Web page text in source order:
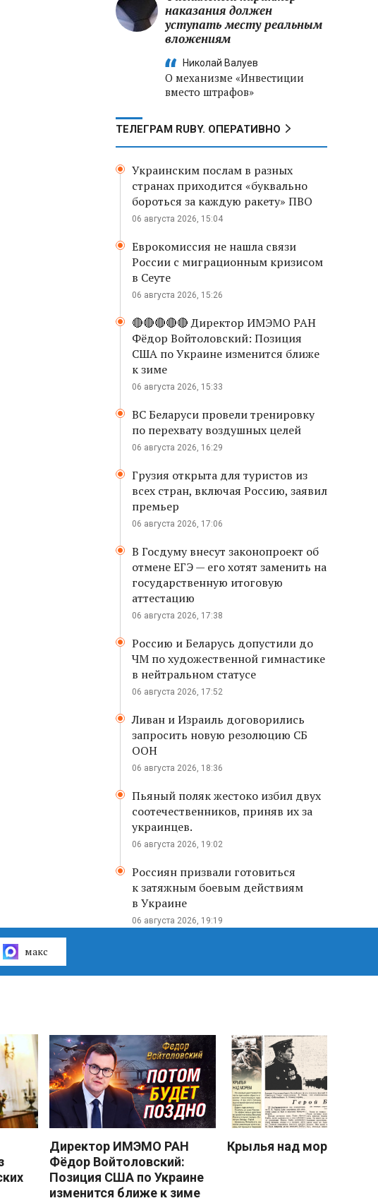
наказания должен
уступать месту реальным
вложениям
Николай Валуев
О механизме «Инвестиции
вместо штрафов»
ТЕЛЕГРАМ RUBY. ОПЕРАТИВНО
Украинским послам в разных
странах приходится «буквально
бороться за каждую ракету» ПВО
06 августа 2026, 15:04
Еврокомиссия не нашла связи
России с миграционным кризисом
в Сеуте
06 августа 2026, 15:26
🔴🔴🔴🔴🔴 Директор ИМЭМО РАН
Фёдор Войтоловский: Позиция
США по Украине изменится ближе
к зиме
06 августа 2026, 15:33
ВС Беларуси провели тренировку
по перехвату воздушных целей
06 августа 2026, 16:29
Грузия открыта для туристов из
всех стран, включая Россию, заявил
премьер
06 августа 2026, 17:06
В Госдуму внесут законопроект об
отмене ЕГЭ — его хотят заменить на
государственную итоговую
аттестацию
06 августа 2026, 17:38
Россию и Беларусь допустили до
ЧМ по художественной гимнастике
в нейтральном статусе
06 августа 2026, 17:52
Ливан и Израиль договорились
запросить новую резолюцию СБ
ООН
06 августа 2026, 18:36
Пьяный поляк жестоко избил двух
соотечественников, приняв их за
украинцев.
06 августа 2026, 19:02
Россиян призвали готовиться
к затяжным боевым действиям
в Украине
06 августа 2026, 19:19
макс
Директор ИМЭМО РАН
Фёдор Войтоловский:
Позиция США по Украине
изменится ближе к зиме
Крылья над морем